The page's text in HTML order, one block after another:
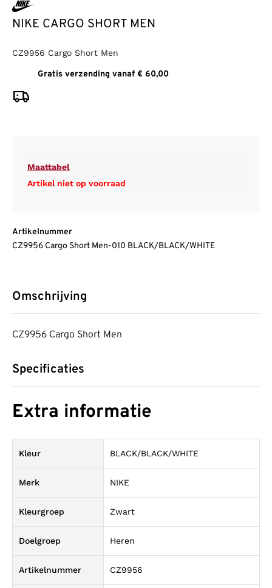
NIKE CARGO SHORT MEN
CZ9956 Cargo Short Men
Gratis verzending vanaf € 60,00
Maattabel
Artikel niet op voorraad
Artikelnummer
CZ9956 Cargo Short Men-010 BLACK/BLACK/WHITE
Omschrijving
CZ9956 Cargo Short Men
Specificaties
Extra informatie
Kleur BLACK/BLACK/WHITE
Merk NIKE
Kleurgroep Zwart
Doelgroep Heren
Artikelnummer CZ9956